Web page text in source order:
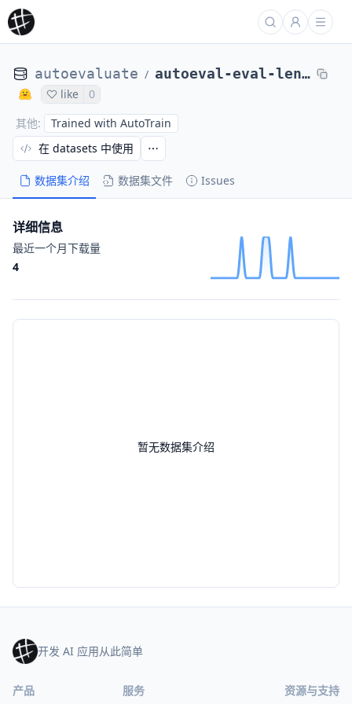
autoevaluate / autoeval-eval-lener_br-lener_br-c4cf3f-1771961515
like
0
其他: Trained with AutoTrain
数据集介绍 数据集文件 Issues
在 datasets 中使用
暂无数据集介绍
详细信息
最近一个月下载量
4
开发 AI 应用从此简单
产品 服务 资源与支持